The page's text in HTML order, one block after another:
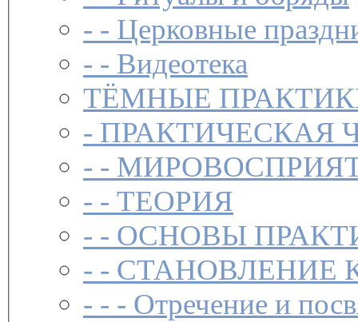
- - Церковные
- - Видеотека
ТЁМНЫЕ
- ПРАКТИЧЕСКАЯ
- -
- - ТЕОРИЯ
- - ОСНОВЫ
- - СТАНОВЛЕНИЕ
- - - Отречение и